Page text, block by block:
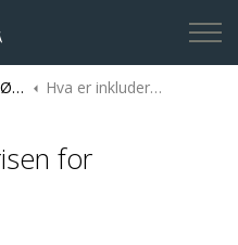
Kontakt oss
Hva er inkludert i prisen for gravferden?
for